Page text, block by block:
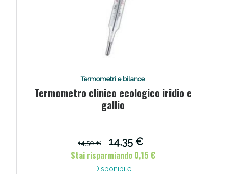
Termometri e bilance
Termometro clinico ecologico iridio e
gallio
14,50 €
14,35 €
Stai risparmiando 0,15 €
Disponibile